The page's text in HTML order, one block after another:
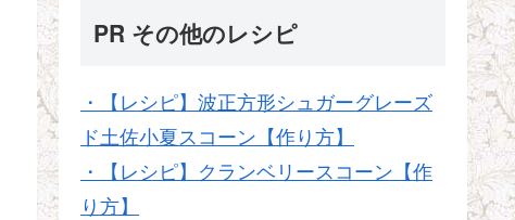
PR その他のレシピ
・【レシピ】波正方形シュガーグレーズ
ド土佐小夏スコーン【作り方】
・【レシピ】クランベリースコーン【作
り方】